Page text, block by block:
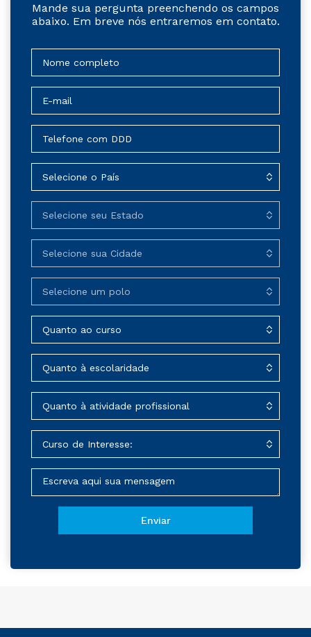
Mande sua pergunta preenchendo os campos
abaixo. Em breve nós entraremos em contato.